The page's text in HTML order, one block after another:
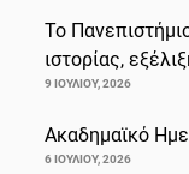
Το
ιστορίας,
9 ΙΟΥΛΊΟΥ, 2026
Ακαδημαϊκό
6 ΙΟΥΛΊΟΥ, 2026